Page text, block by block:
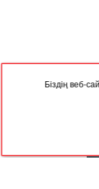
Біздің веб-